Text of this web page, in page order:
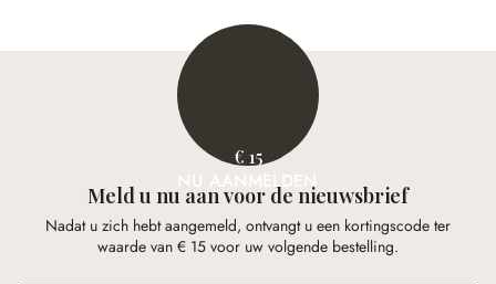
€ 15
NU AANMELDEN
Meld u nu aan voor de nieuwsbrief
Nadat u zich hebt aangemeld, ontvangt u een kortingscode ter
waarde van € 15 voor uw volgende bestelling.